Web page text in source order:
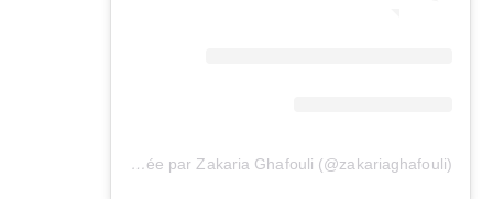
Une publication partagée par Zakaria Ghafouli (@zakariaghafouli)